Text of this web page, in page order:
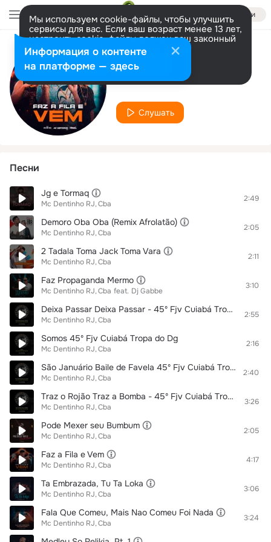
Войти
Мы используем cookie-файлы, чтобы улучшить
сервисы для вас. Если ваш возраст менее 13 лет,
настроить cookie-файлы должен ваш законный
представитель. Больше информации
Разрешить все Настроить
Исполнитель
Mc Dentinho RJ
Слушать
Песни
Jg e Tormaq
Mc Dentinho RJ Cba
2:49
Demoro Oba Oba (Remix Afrolatão)
Mc Dentinho RJ Cba
2:05
2 Tadala Toma Jack Toma Vara
Mc Dentinho RJ Cba
2:11
Faz Propaganda Mermo
Mc Dentinho RJ Cba feat. Dj Gabbe
3:10
Deixa Passar Deixa Passar - 45º Fjv Cuiabá Tropa do Dg
Mc Dentinho RJ Cba
2:55
Somos 45º Fjv Cuiabá Tropa do Dg
Mc Dentinho RJ Cba
2:16
São Januário Baile de Favela 45º Fjv Cuiabá Tropa do Dg
Mc Dentinho RJ Cba
2:40
Traz o Rojão Traz a Bomba - 45º Fjv Cuiabá Tropa do Dg
Mc Dentinho RJ Cba
3:26
Pode Mexer seu Bumbum
Mc Dentinho RJ Cba
2:05
Faz a Fila e Vem
Mc Dentinho RJ Cba
4:17
Ta Embrazada, Tu Ta Loka
Mc Dentinho RJ Cba
3:06
Fala Que Comeu, Mais Nao Comeu Foi Nada
Mc Dentinho RJ Cba
3:24
Информация о контенте
на платформе — здесь